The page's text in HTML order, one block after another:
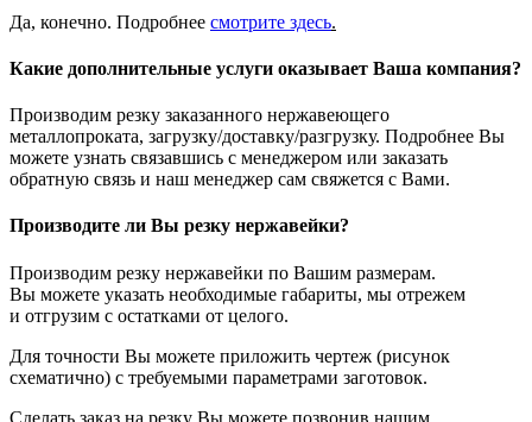
Да, конечно. Подробнее смотрите здесь.
Какие дополнительные услуги оказывает Ваша компания?
Производим резку заказанного нержавеющего
металлопроката, загрузку/доставку/разгрузку. Подробнее Вы
можете узнать связавшись с менеджером или заказать
обратную связь и наш менеджер сам свяжется с Вами.
Производите ли Вы резку нержавейки?
Производим резку нержавейки по Вашим размерам.
Вы можете указать необходимые габариты, мы отрежем
и отгрузим с остатками от целого.
Для точности Вы можете приложить чертеж (рисунок
схематично) с требуемыми параметрами заготовок.
Сделать заказ на резку Вы можете позвонив нашим